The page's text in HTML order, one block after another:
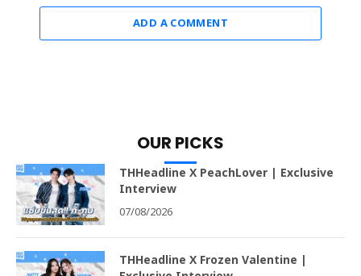
ADD A COMMENT
OUR PICKS
THHeadline X PeachLover | Exclusive
Interview
07/08/2026
THHeadline X Frozen Valentine |